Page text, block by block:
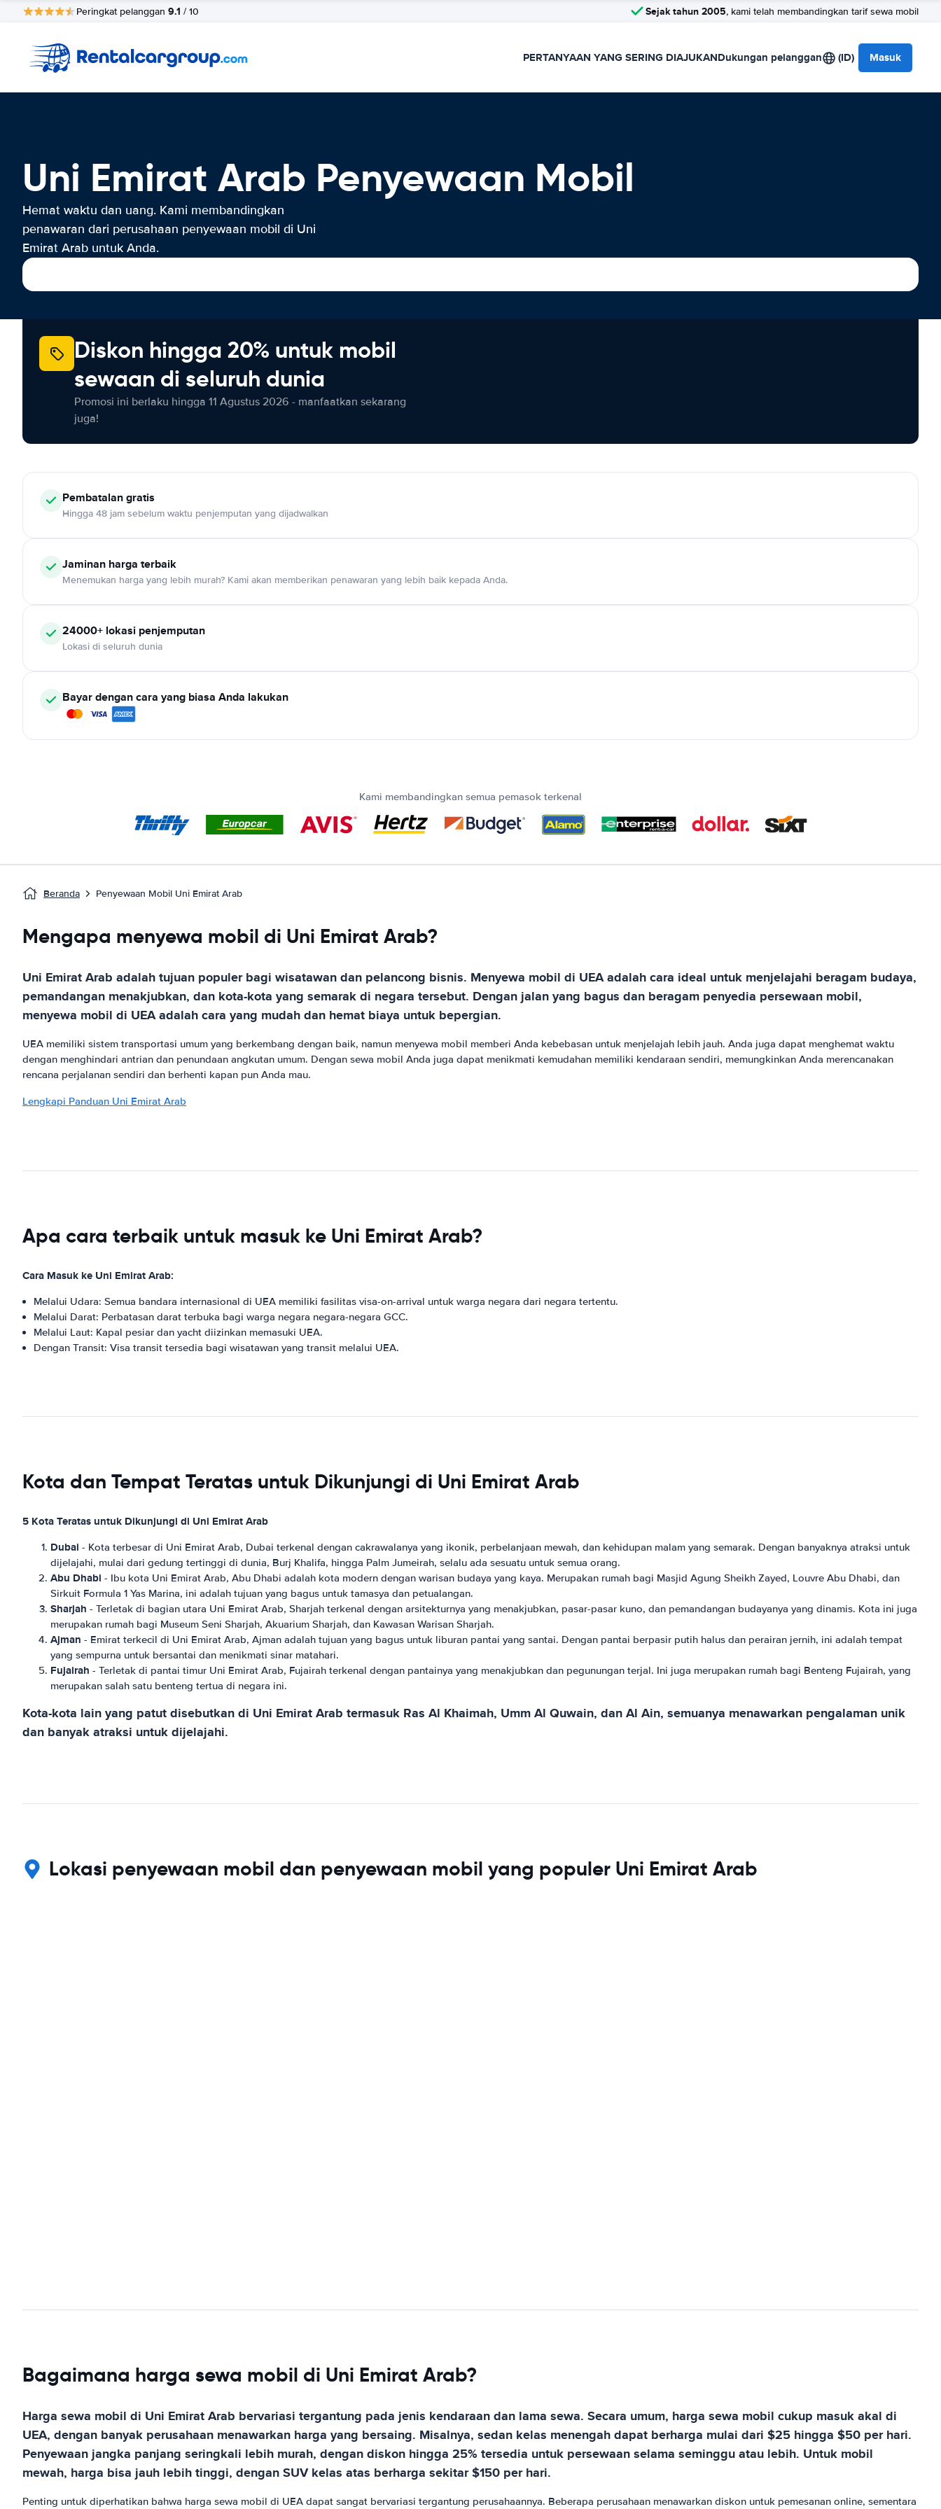
Peringkat pelanggan 9.1 / 10 Sejak tahun 2005, kami telah membandingkan tarif sewa mobil
PERTANYAAN YANG SERING DIAJUKANDukungan pelanggan (ID) Masuk
Uni Emirat Arab Penyewaan Mobil
Hemat waktu dan uang. Kami membandingkan
penawaran dari perusahaan penyewaan mobil di Uni
Emirat Arab untuk Anda.
Diskon hingga 20% untuk mobil
sewaan di seluruh dunia
Promosi ini berlaku hingga 11 Agustus 2026 - manfaatkan sekarang
juga!
Pembatalan gratis
Hingga 48 jam sebelum waktu penjemputan yang dijadwalkan
Jaminan harga terbaik
Menemukan harga yang lebih murah? Kami akan memberikan penawaran yang lebih baik kepada Anda.
24000+ lokasi penjemputan
Lokasi di seluruh dunia
Bayar dengan cara yang biasa Anda lakukan
Kami membandingkan semua pemasok terkenal
Beranda Penyewaan Mobil Uni Emirat Arab
Mengapa menyewa mobil di Uni Emirat Arab?
Uni Emirat Arab adalah tujuan populer bagi wisatawan dan pelancong bisnis. Menyewa mobil di UEA adalah cara ideal untuk menjelajahi beragam budaya,
pemandangan menakjubkan, dan kota-kota yang semarak di negara tersebut. Dengan jalan yang bagus dan beragam penyedia persewaan mobil,
menyewa mobil di UEA adalah cara yang mudah dan hemat biaya untuk bepergian.
UEA memiliki sistem transportasi umum yang berkembang dengan baik, namun menyewa mobil memberi Anda kebebasan untuk menjelajah lebih jauh. Anda juga dapat menghemat waktu
dengan menghindari antrian dan penundaan angkutan umum. Dengan sewa mobil Anda juga dapat menikmati kemudahan memiliki kendaraan sendiri, memungkinkan Anda merencanakan
rencana perjalanan sendiri dan berhenti kapan pun Anda mau.
Lengkapi Panduan Uni Emirat Arab
Apa cara terbaik untuk masuk ke Uni Emirat Arab?
Cara Masuk ke Uni Emirat Arab:
Melalui Udara: Semua bandara internasional di UEA memiliki fasilitas visa-on-arrival untuk warga negara dari negara tertentu.
Melalui Darat: Perbatasan darat terbuka bagi warga negara negara-negara GCC.
Melalui Laut: Kapal pesiar dan yacht diizinkan memasuki UEA.
Dengan Transit: Visa transit tersedia bagi wisatawan yang transit melalui UEA.
Kota dan Tempat Teratas untuk Dikunjungi di Uni Emirat Arab
5 Kota Teratas untuk Dikunjungi di Uni Emirat Arab
Dubai - Kota terbesar di Uni Emirat Arab, Dubai terkenal dengan cakrawalanya yang ikonik, perbelanjaan mewah, dan kehidupan malam yang semarak. Dengan banyaknya atraksi untuk
dijelajahi, mulai dari gedung tertinggi di dunia, Burj Khalifa, hingga Palm Jumeirah, selalu ada sesuatu untuk semua orang.
Abu Dhabi - Ibu kota Uni Emirat Arab, Abu Dhabi adalah kota modern dengan warisan budaya yang kaya. Merupakan rumah bagi Masjid Agung Sheikh Zayed, Louvre Abu Dhabi, dan
Sirkuit Formula 1 Yas Marina, ini adalah tujuan yang bagus untuk tamasya dan petualangan.
Sharjah - Terletak di bagian utara Uni Emirat Arab, Sharjah terkenal dengan arsitekturnya yang menakjubkan, pasar-pasar kuno, dan pemandangan budayanya yang dinamis. Kota ini juga
merupakan rumah bagi Museum Seni Sharjah, Akuarium Sharjah, dan Kawasan Warisan Sharjah.
Ajman - Emirat terkecil di Uni Emirat Arab, Ajman adalah tujuan yang bagus untuk liburan pantai yang santai. Dengan pantai berpasir putih halus dan perairan jernih, ini adalah tempat
yang sempurna untuk bersantai dan menikmati sinar matahari.
Fujairah - Terletak di pantai timur Uni Emirat Arab, Fujairah terkenal dengan pantainya yang menakjubkan dan pegunungan terjal. Ini juga merupakan rumah bagi Benteng Fujairah, yang
merupakan salah satu benteng tertua di negara ini.
Kota-kota lain yang patut disebutkan di Uni Emirat Arab termasuk Ras Al Khaimah, Umm Al Quwain, dan Al Ain, semuanya menawarkan pengalaman unik
dan banyak atraksi untuk dijelajahi.
Lokasi penyewaan mobil dan penyewaan mobil yang populer Uni Emirat Arab
Bagaimana harga sewa mobil di Uni Emirat Arab?
Harga sewa mobil di Uni Emirat Arab bervariasi tergantung pada jenis kendaraan dan lama sewa. Secara umum, harga sewa mobil cukup masuk akal di
UEA, dengan banyak perusahaan menawarkan harga yang bersaing. Misalnya, sedan kelas menengah dapat berharga mulai dari $25 hingga $50 per hari.
Penyewaan jangka panjang seringkali lebih murah, dengan diskon hingga 25% tersedia untuk persewaan selama seminggu atau lebih. Untuk mobil
mewah, harga bisa jauh lebih tinggi, dengan SUV kelas atas berharga sekitar $150 per hari.
Penting untuk diperhatikan bahwa harga sewa mobil di UEA dapat sangat bervariasi tergantung perusahaannya. Beberapa perusahaan menawarkan diskon untuk pemesanan online, sementara